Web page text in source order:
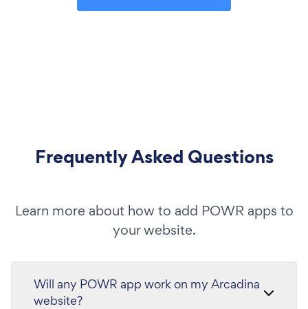
Frequently Asked Questions
Learn more about how to add POWR apps to
your website.
Will any POWR app work on my Arcadina
website?